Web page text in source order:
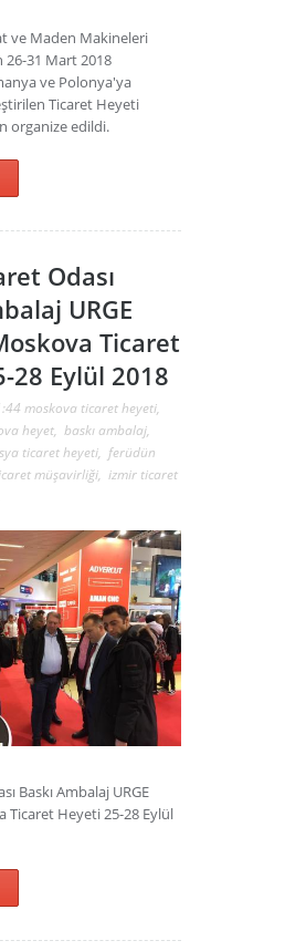
ve Maden Makineleri
26-31 Mart 2018
ve Polonya'ya
Ticaret Heyeti
organize edildi.
Odası
URGE
Ticaret
28 Eylül 2018
moskova ticaret heyeti,
heyet, baskı ambalaj,
ticaret heyeti, ferüdün
müşavirliği, izmir ticaret
Baskı Ambalaj URGE
Ticaret Heyeti 25-28 Eylül